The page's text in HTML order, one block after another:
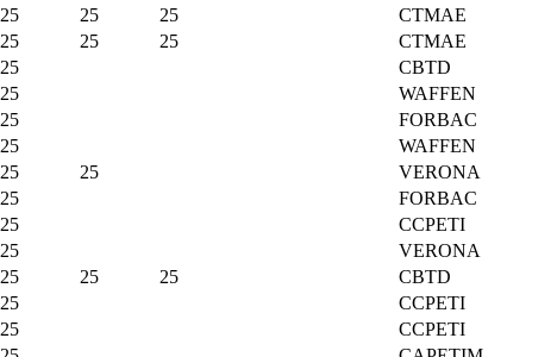
25 25 25
CTMAE
25 25 25
CTMAE
25
CBTD
25
WAFFEN
25
FORBAC
25
WAFFEN
25 25
VERONA
25
FORBAC
25
CCPETI
25
VERONA
25 25 25
CBTD
25
CCPETI
25
CCPETI